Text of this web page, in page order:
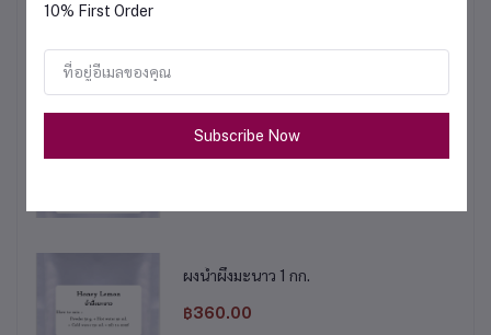
ผงน้ำผึ้งมะนาว 1 กก.
฿360.00
10% First Order
Subscribe Now